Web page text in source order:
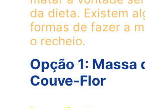
da dieta. Existem
formas de fazer a
o recheio.
Opção 1: Massa
Couve-Flor